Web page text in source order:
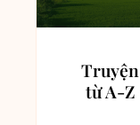
từ A-Z